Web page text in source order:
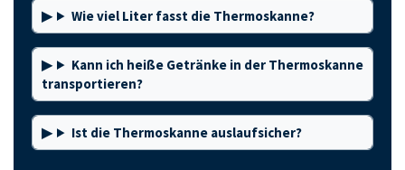
Wie viel Liter fasst die Thermoskanne?
Kann ich heiße Getränke in der Thermoskanne
transportieren?
Ist die Thermoskanne auslaufsicher?